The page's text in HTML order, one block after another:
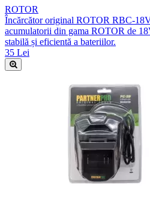
ROTOR
Încărcător original ROTOR RBC-
acumulatorii din gama ROTOR de
stabilă și eficientă a bateriilor.
35 Lei